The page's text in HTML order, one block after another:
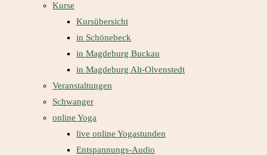
Kurse
Kursübersicht
in Schönebeck
in Magdeburg Buckau
in Magdeburg Alt-Olvenstedt
Veranstaltungen
Schwanger
online Yoga
live online Yogastunden
Entspannungs-Audio